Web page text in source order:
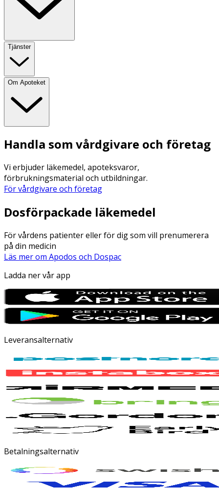
Tjänster
Om Apoteket
Handla som vårdgivare och företag
Vi erbjuder läkemedel, apoteksvaror,
förbrukningsmaterial och utbildningar.
För vårdgivare och företag
Dosförpackade läkemedel
För vårdens patienter eller för dig som vill prenumerera
på din medicin
Läs mer om Apodos och Dospac
Ladda ner vår app
Leveransalternativ
Betalningsalternativ